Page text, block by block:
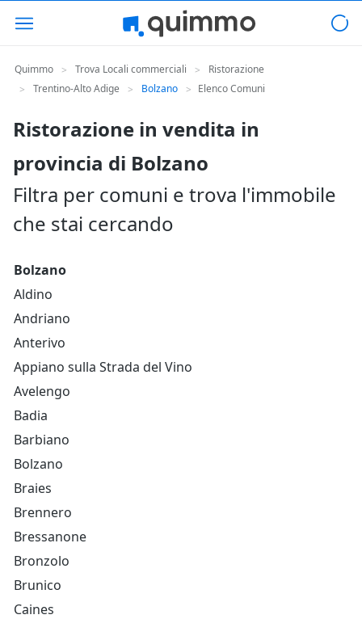
Quimmo > Trova Locali commerciali >
Ristorazione
>
Trentino-Alto Adige > Bolzano > Elenco Comuni
Ristorazione in vendita in
provincia di Bolzano
Filtra per comuni e trova l'immobile
che stai cercando
Bolzano
Aldino
Andriano
Anterivo
Appiano sulla Strada del Vino
Avelengo
Badia
Barbiano
Bolzano
Braies
Brennero
Bressanone
Bronzolo
Brunico
Caines